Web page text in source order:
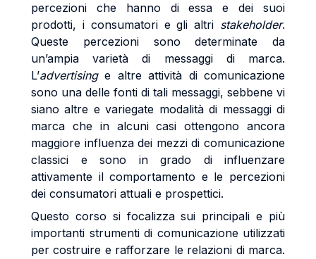
percezioni che hanno di essa e dei suoi
prodotti, i consumatori e gli altri stakeholder.
Queste percezioni sono determinate da
un’ampia varietà di messaggi di marca.
L’advertisinge altre attività di comunicazione
sono una delle fonti di tali messaggi, sebbene vi
siano altre e variegate modalità di messaggi di
marca che in alcuni casi ottengono ancora
maggiore influenza dei mezzi di comunicazione
classici e sono in grado di influenzare
attivamente il comportamento e le percezioni
dei consumatori attuali e prospettici.
Questo corso si focalizza sui principali e più
importanti strumenti di comunicazione utilizzati
per costruire e rafforzare le relazioni di marca.